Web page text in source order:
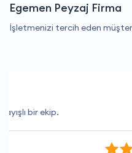
Egemen Peyzaj Firma
İşletmenizi tercih eden
Bu firma ile çalışmak çok